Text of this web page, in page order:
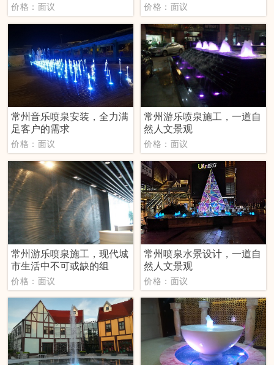
价格：面议 价格：面议
常州音乐喷泉安装，全力满
足客户的需求
价格：面议
常州游乐喷泉施工，一道自
然人文景观
价格：面议
常州游乐喷泉施工，现代城
市生活中不可或缺的组
价格：面议
常州喷泉水景设计，一道自
然人文景观
价格：面议